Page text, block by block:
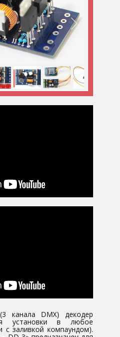
DMX) декодер
установки в любое
с заливкой компаундом).